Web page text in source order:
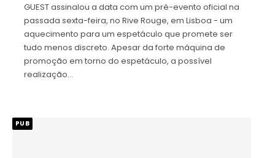
GUEST assinalou a data com um pré-evento oficial na
passada sexta-feira, no Rive Rouge, em Lisboa - um
aquecimento para um espetáculo que promete ser
tudo menos discreto. Apesar da forte máquina de
promoção em torno do espetáculo, a possível
realização…
PUB